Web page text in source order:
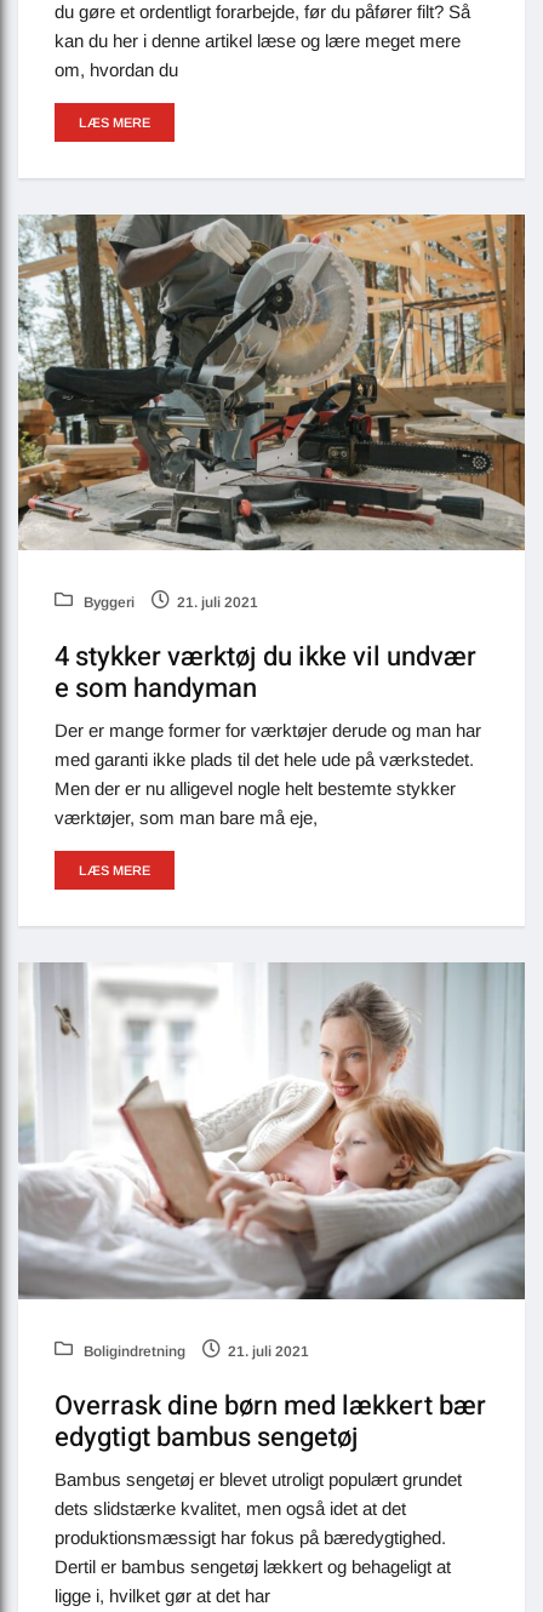
du gøre et ordentligt forarbejde, før du påfører filt? Så
kan du her i denne artikel læse og lære meget mere
om, hvordan du
LÆS MERE
Byggeri 21. juli 2021
4 stykker værktøj du ikke vil undvær
e som handyman
Der er mange former for værktøjer derude og man har
med garanti ikke plads til det hele ude på værkstedet.
Men der er nu alligevel nogle helt bestemte stykker
værktøjer, som man bare må eje,
LÆS MERE
Boligindretning 21. juli 2021
Overrask dine børn med lækkert bær
edygtigt bambus sengetøj
Bambus sengetøj er blevet utroligt populært grundet
dets slidstærke kvalitet, men også idet at det
produktionsmæssigt har fokus på bæredygtighed.
Dertil er bambus sengetøj lækkert og behageligt at
ligge i, hvilket gør at det har